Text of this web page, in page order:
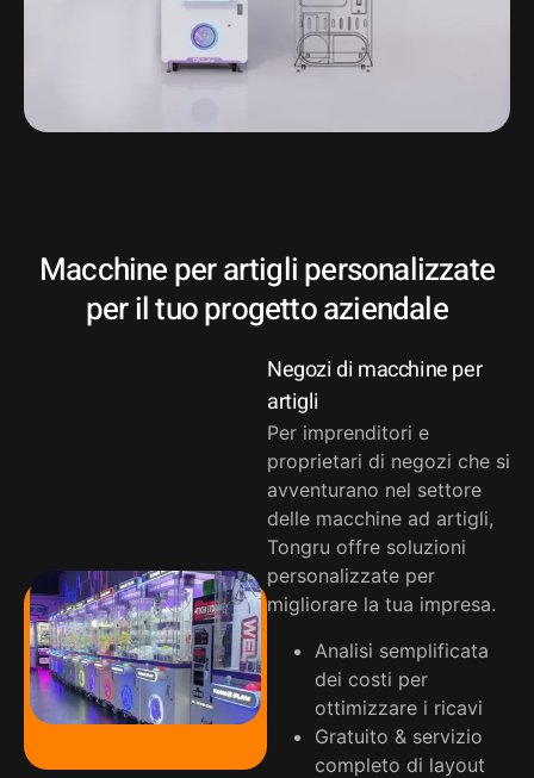
Macchine per artigli personalizzate
per il tuo progetto aziendale
Negozi di macchine per
artigli
Per imprenditori e
proprietari di negozi che si
avventurano nel settore
delle macchine ad artigli,
Tongru offre soluzioni
personalizzate per
migliorare la tua impresa.
Analisi semplificata
dei costi per
ottimizzare i ricavi
Gratuito & servizio
completo di layout